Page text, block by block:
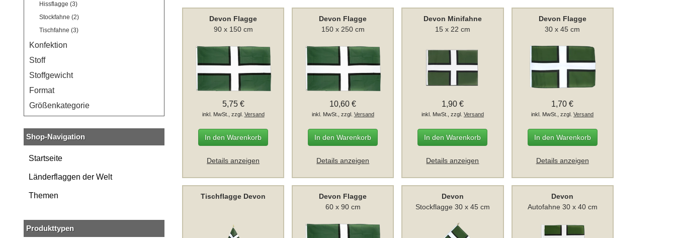
Hissflagge (3)
Stockfahne (2)
Tischfahne (3)
Konfektion
Stoff
Stoffgewicht
Format
Größenkategorie
Shop-Navigation
Startseite
Länderflaggen der Welt
Themen
Produkttypen
Devon Flagge
90 x 150 cm
5,75 €
inkl. MwSt., zzgl. Versand
In den Warenkorb
Details anzeigen
Devon Flagge
150 x 250 cm
10,60 €
inkl. MwSt., zzgl. Versand
In den Warenkorb
Details anzeigen
Devon Minifahne
15 x 22 cm
1,90 €
inkl. MwSt., zzgl. Versand
In den Warenkorb
Details anzeigen
Devon Flagge
30 x 45 cm
1,70 €
inkl. MwSt., zzgl.Versand
In den Warenkorb
Details anzeigen
Tischflagge Devon
Devon Flagge
60 x 90 cm
Devon
Stockflagge 30 x 45 cm
Devon
Autofahne 30 x 40 cm